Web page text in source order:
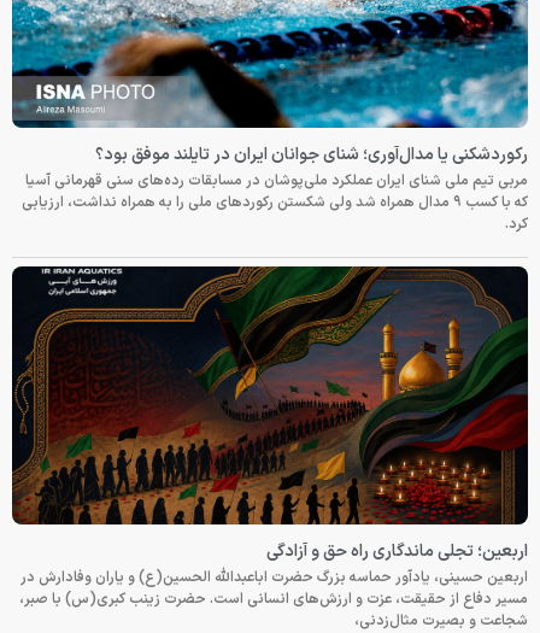
رکوردشکنی یا مدال‌آوری؛ شنای جوانان ایران در تایلند موفق بود؟
مربی تیم ملی شنای ایران عملکرد ملی‌پوشان در مسابقات رده‌های سنی قهرمانی آسیا
که با کسب ۹ مدال همراه شد ولی شکستن رکوردهای ملی را به همراه نداشت، ارزیابی
کرد.
اربعین؛ تجلی ماندگاری راه حق و آزادگی
اربعین حسینی، یادآور حماسه بزرگ حضرت اباعبدالله الحسین(ع) و یاران وفادارش در
مسیر دفاع از حقیقت، عزت و ارزش‌های انسانی است. حضرت زینب کبری(س) با صبر،
شجاعت و بصیرت مثال‌زدنی،